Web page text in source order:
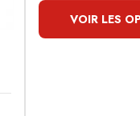
VOIR LES